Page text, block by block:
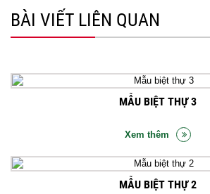
BÀI VIẾT LIÊN QUAN
MẪU BIỆT THỰ 3
Xem thêm
MẪU BIỆT THỰ 2